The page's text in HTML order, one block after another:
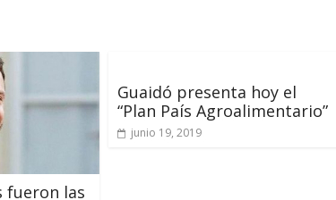
fueron las
Guaidó presenta hoy el
“Plan País Agroalimentario”
junio 19, 2019